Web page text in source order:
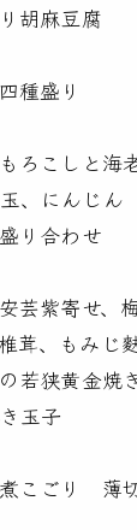
胡麻豆腐
盛り
こしと海老
、にんじん
合わせ
紫寄せ、
茸、もみじ
若狭黄金焼
玉子
ごり 薄切